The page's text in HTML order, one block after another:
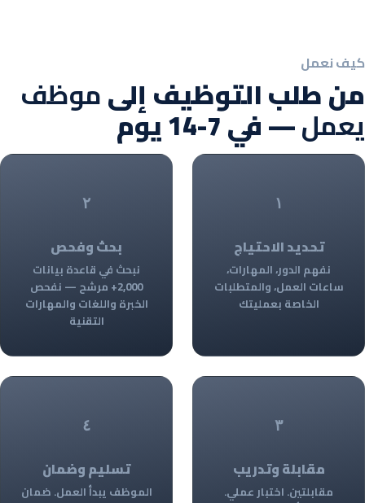
كيف نعمل
من طلب التوظيف إلىموظف
يعمل— في 7-14 يوم
١
تحديد الاحتياج
نفهم الدور، المهارات،
ساعات العمل، والمتطلبات
الخاصة بعمليتك
٢
بحث وفحص
نبحث في قاعدة بيانات
2,000+ مرشح — نفحص
الخبرة واللغات والمهارات
التقنية
٣
مقابلة وتدريب
مقابلتين. اختبار عملي.
٤
تسليم وضمان
الموظف يبدأ العمل. ضمان